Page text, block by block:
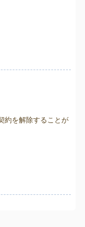
約を解除することが